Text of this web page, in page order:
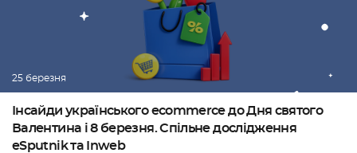
25 березня
Інсайди українського eсommerce до Дня святого
Валентина і 8 березня. Спільне дослідження
eSputnik та Inweb